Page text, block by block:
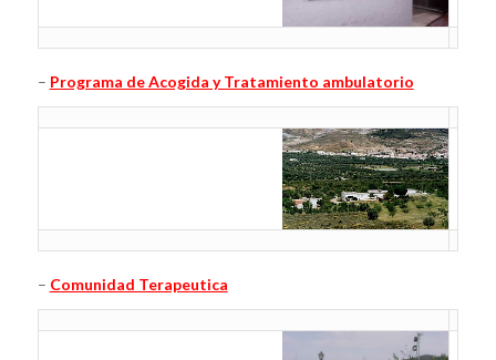
– Programa de Acogida y Tratamiento ambulatorio
– Comunidad Terapeutica